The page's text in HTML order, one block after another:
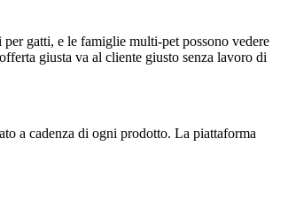
gatti, e le famiglie multi-pet possono vedere
giusta va al cliente giusto senza lavoro di
a cadenza di ogni prodotto. La piattaforma